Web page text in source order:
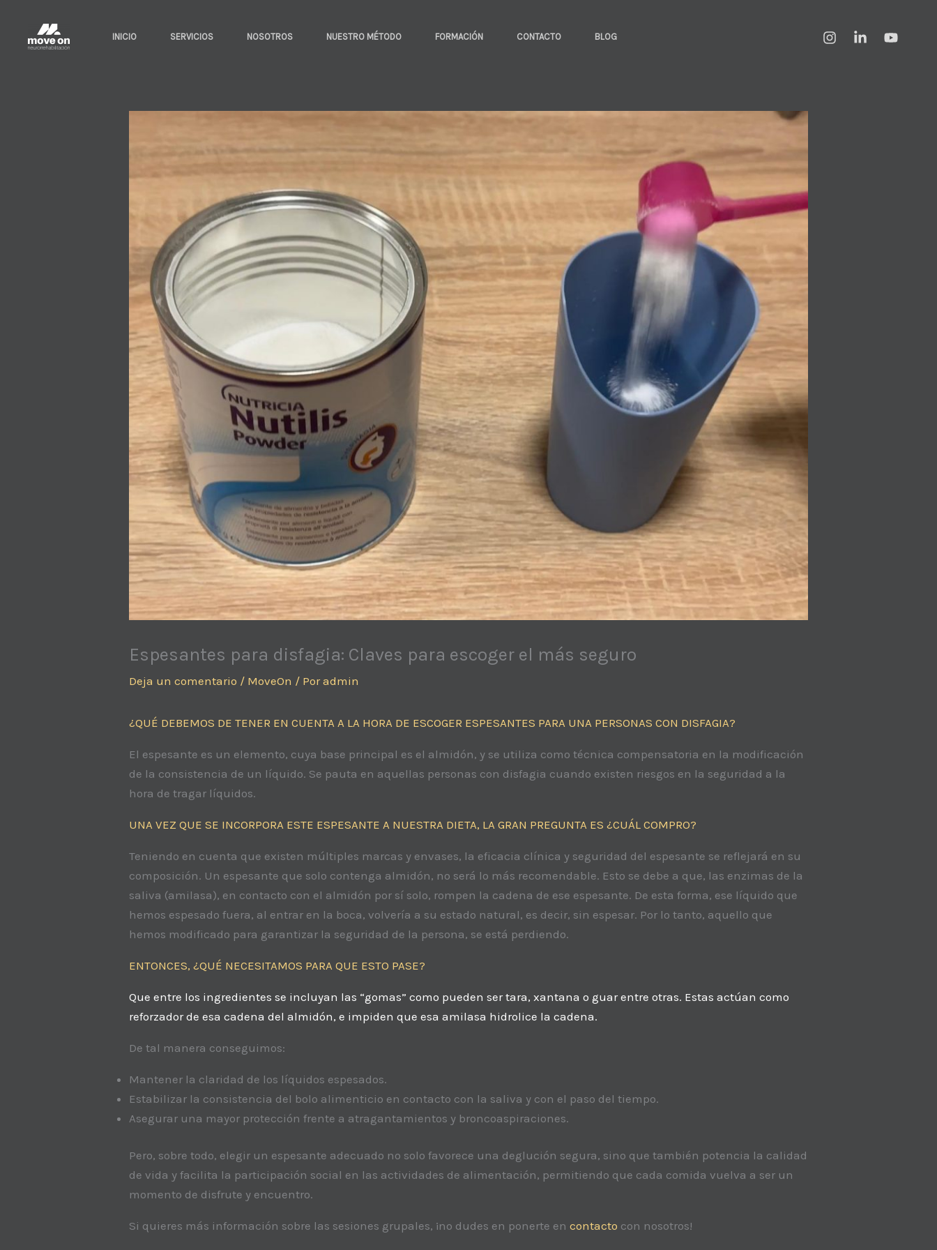
contenido
INICIO SERVICIOS NOSOTROS NUESTRO MÉTODO FORMACIÓN CONTACTO BLOG
Espesantes para disfagia: Claves para escoger el más seguro
Deja un comentario / MoveOn / Poradmin
¿QUÉ DEBEMOS DE TENER EN CUENTA A LA HORA DE ESCOGER ESPESANTES PARA UNA PERSONAS CON DISFAGIA?
El espesante es un elemento, cuya base principal es el almidón, y se utiliza como técnica compensatoria en la modificación
de la consistencia de un líquido. Se pauta en aquellas personas con disfagia cuando existen riesgos en la seguridad a la
hora de tragar líquidos.
UNA VEZ QUE SE INCORPORA ESTE ESPESANTE A NUESTRA DIETA, LA GRAN PREGUNTA ES ¿CUÁL COMPRO?
Teniendo en cuenta que existen múltiples marcas y envases, la eficacia clínica y seguridad del espesante se reflejará en su
composición. Un espesante que solo contenga almidón, no será lo más recomendable. Esto se debe a que, las enzimas de la
saliva (amilasa), en contacto con el almidón por sí solo, rompen la cadena de ese espesante. De esta forma, ese líquido que
hemos espesado fuera, al entrar en la boca, volvería a su estado natural, es decir, sin espesar. Por lo tanto, aquello que
hemos modificado para garantizar la seguridad de la persona, se está perdiendo.
ENTONCES, ¿QUÉ NECESITAMOS PARA QUE ESTO PASE?
Que entre los ingredientes se incluyan las “gomas” como pueden ser tara, xantana o guar entre otras. Estas actúan como
reforzador de esa cadena del almidón, e impiden que esa amilasa hidrolice la cadena.
De tal manera conseguimos:
Mantener la claridad de los líquidos espesados.
Estabilizar la consistencia del bolo alimenticio en contacto con la saliva y con el paso del tiempo.
Asegurar una mayor protección frente a atragantamientos y broncoaspiraciones.
Pero, sobre todo, elegir un espesante adecuado no solo favorece una deglución segura, sino que también potencia la calidad
de vida y facilita la participación social en las actividades de alimentación, permitiendo que cada comida vuelva a ser un
momento de disfrute y encuentro.
Si quieres más información sobre las sesiones grupales, ¡no dudes en ponerte encontacto con nosotros!